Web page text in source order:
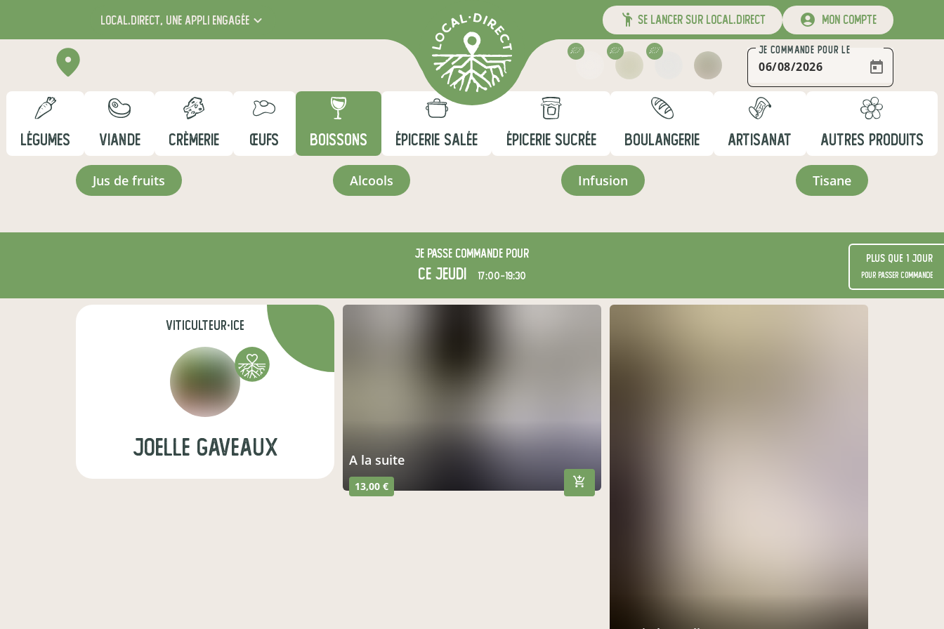
local.direct, une appli engagée se lancer sur local.direct mon compte
JE COMMANDE POUR LE
LÉGUMES VIANDE CRÈMERIE ŒUFS BOISSONS ÉPICERIE SALÉE ÉPICERIE SUCRÉE BOULANGERIE ARTISANAT AUTRES PRODUITS
jus de fruits alcools infusion tisane
Je passe commande pour
ce jeudi 17:00-19:30
Plus que 1 jour
pour passer commande
viticulteur·ice
joelle Gaveaux A la suite
13,00 €